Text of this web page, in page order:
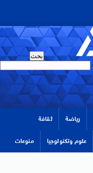
رياضة ثقافة
علوم وتكنولوجيا منوعات